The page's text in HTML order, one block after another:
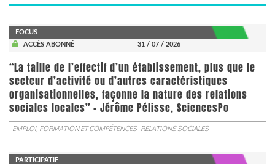
FOCUS
ACCÈS ABONNÉ
31 / 07 / 2026
“La taille de l’effectif d’un établissement, plus que le
secteur d’activité ou d’autres caractéristiques
organisationnelles, façonne la nature des relations
sociales locales” - Jérôme Pélisse, SciencesPo
EMPLOI, FORMATION ET COMPÉTENCES RELATIONS SOCIALES
PARTICIPATIF